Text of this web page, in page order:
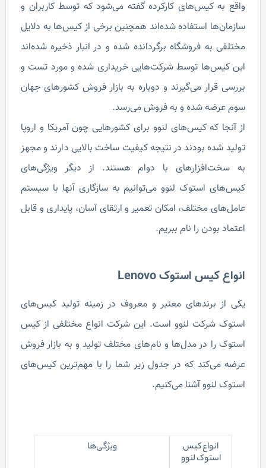
واقع به کیس‌های کارکرده گفته می‌شود که توسط کاربران و
سازمان‌ها استفاده شده‌اند همچنین برخی از کیس‌ها به دلایل
مختلفی به فروشگاه برگردانده شده و در انبار ذخیره شده‌اند
این کیس‌ها توسط شرکت‌هایی خریداری شده و مورد تست و
بررسی قرار می‌گیرند و دوباره به بازار فروش کشورهای جهان
سوم عرضه شده و به فروش می‌رسد.
از آنجا که کیس‌های لنوو برای کشورهایی چون آمریکا و اروپا
تولید شده بودند در نتیجه کیفیت ساخت بالایی دارند و مجهز
به سخت‌افزارهای با دوام هستند. از دیگر ویژگی‌های
کیس‌های استوک لنوو می‌توانیم به سازگاری آنها با سیستم
عامل‌های مختلف، امکان تعمیر و ارتقای آسان، پایداری و قابل
اعتماد بودن را نام ببریم.
انواع کیس استوک Lenovo
یکی از برندهای معتبر و معروف در زمینه تولید کیس‌های
استوک شرکت لنوو است. این شرکت انواع مختلفی از کیس
استوک را در مدل‌ها و نام‌های مختلف تولید و به بازار فروش
عرضه می‌کند که در جدول زیر شما را با مهم‌ترین کیس‌های
استوک لنوو آشنا می‌کنیم.
انواع کیس
استوک لنوو
ویژگی‌ها